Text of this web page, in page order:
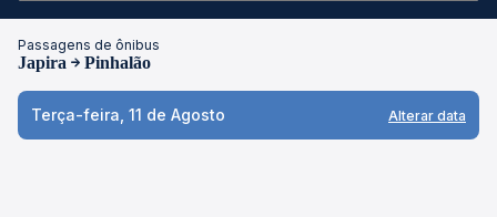
Passagens de ônibus
Japira Pinhalão
Terça-feira, 11 de Agosto Alterar data